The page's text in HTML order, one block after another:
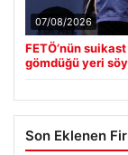
07/08/2026
FETÖ’nün
gömdüğü yeri
Son Eklenen